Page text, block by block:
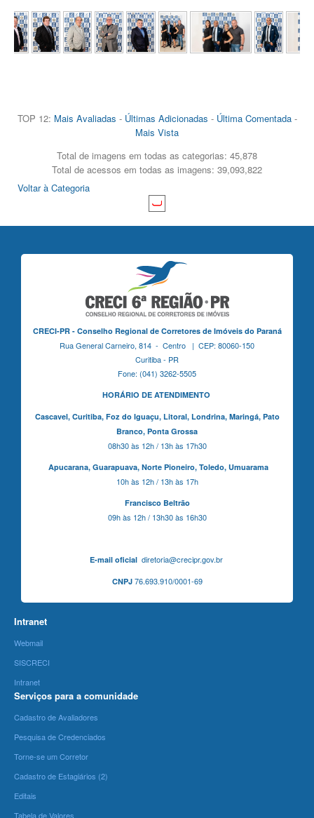
TOP 12: Mais Avaliadas - Últimas Adicionadas - Última Comentada-
Mais Vista
Total de imagens em todas as categorias: 45,878
Total de acessos em todas as imagens: 39,093,822
Voltar à Categoria
CRECI-PR - Conselho Regional de Corretores de Imóveis do Paraná
Rua General Carneiro, 814 - Centro | CEP: 80060-150
Curitiba - PR
Fone: (041) 3262-5505
HORÁRIO DE ATENDIMENTO
Cascavel, Curitiba,Foz do Iguaçu, Litoral, Londrina, Maringá, Pato
Branco, Ponta Grossa
08h30 às 12h / 13h às 17h30
Apucarana, Guarapuava, Norte Pioneiro, Toledo, Umuarama
10h às 12h / 13h às 17h
Francisco Beltrão
09h às 12h / 13h30 às 16h30
E-mail oficialdiretoria@crecipr.gov.br
CNPJ76.693.910/0001-69
Intranet
Webmail
SISCRECI
Intranet
Serviços para a comunidade
Cadastro de Avaliadores
Pesquisa de Credenciados
Torne-se um Corretor
Cadastro de Estagiários (2)
Editais
Tabela de Valores